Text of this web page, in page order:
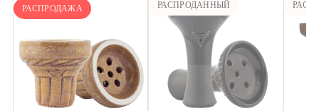
РАСПРОДАЖА РАСПРОДАННЫЙ